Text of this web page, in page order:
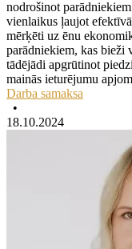
nodrošinot
vienlaikus ļaujot
mērķēti uz ēnu
parādniekiem, kas bieži
tādējādi apgrūtinot
mainās ieturējumu
Darba samaksa
•
18.10.2024